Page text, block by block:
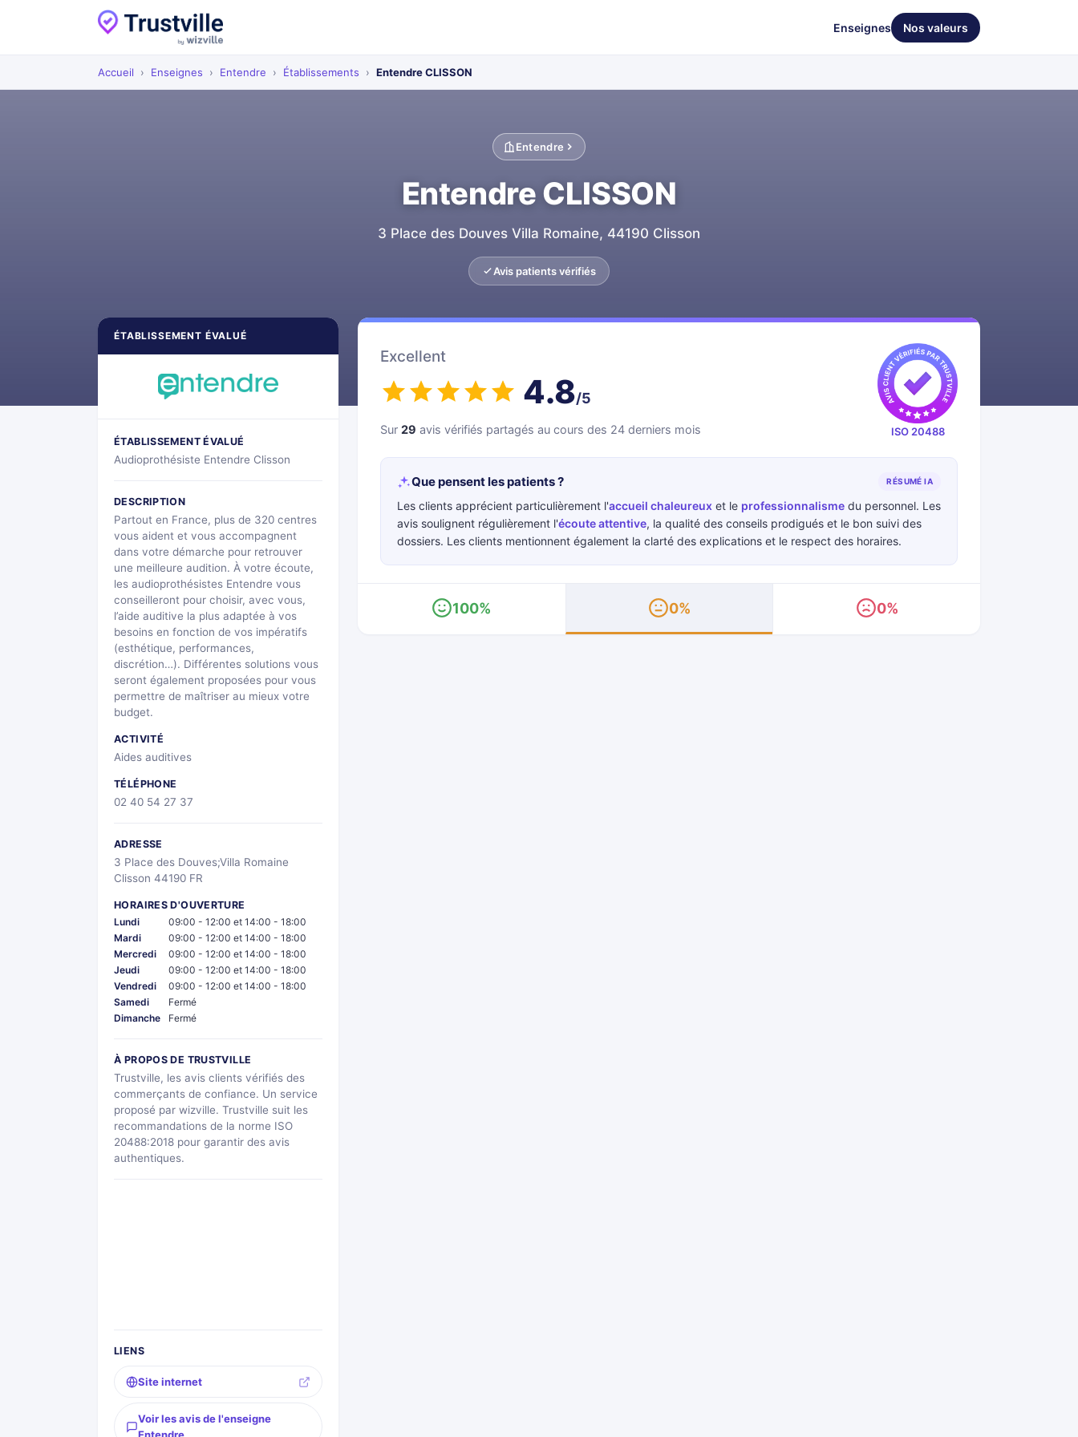
Enseignes Nos valeurs
Accueil › Enseignes › Entendre › Établissements › Entendre CLISSON
Entendre
Entendre CLISSON
3 Place des Douves Villa Romaine, 44190 Clisson
Avis patients vérifiés
ÉTABLISSEMENT ÉVALUÉ
ÉTABLISSEMENT ÉVALUÉ
Audioprothésiste Entendre Clisson
DESCRIPTION
Partout en France, plus de 320 centres
vous aident et vous accompagnent
dans votre démarche pour retrouver
une meilleure audition. À votre écoute,
les audioprothésistes Entendre vous
conseilleront pour choisir, avec vous,
l’aide auditive la plus adaptée à vos
besoins en fonction de vos impératifs
(esthétique, performances,
discrétion…). Différentes solutions vous
seront également proposées pour vous
permettre de maîtriser au mieux votre
budget.
ACTIVITÉ
Aides auditives
TÉLÉPHONE
02 40 54 27 37
ADRESSE
3 Place des Douves;Villa Romaine
Clisson 44190 FR
HORAIRES D'OUVERTURE
Lundi
09:00 - 12:00 et 14:00 - 18:00
Mardi
09:00 - 12:00 et 14:00 - 18:00
Mercredi
09:00 - 12:00 et 14:00 - 18:00
Jeudi
09:00 - 12:00 et 14:00 - 18:00
Vendredi
09:00 - 12:00 et 14:00 - 18:00
Samedi
Fermé
Dimanche
Fermé
À PROPOS DE TRUSTVILLE
Trustville, les avis clients vérifiés des
commerçants de confiance. Un service
proposé par wizville. Trustville suit les
recommandations de la norme ISO
20488:2018 pour garantir des avis
authentiques.
LIENS
Site internet
Voir les avis de l'enseigne
Excellent
4.8/5
Sur 29 avis vérifiés partagés au cours des 24 derniers mois ISO 20488
Que pensent les patients ? RÉSUMÉ IA
Les clients apprécient particulièrement l'accueil chaleureux et le professionnalisme du personnel. Les
avis soulignent régulièrement l'écoute attentive, la qualité des conseils prodigués et le bon suivi des
dossiers. Les clients mentionnent également la clarté des explications et le respect des horaires.
100% 0% 0%